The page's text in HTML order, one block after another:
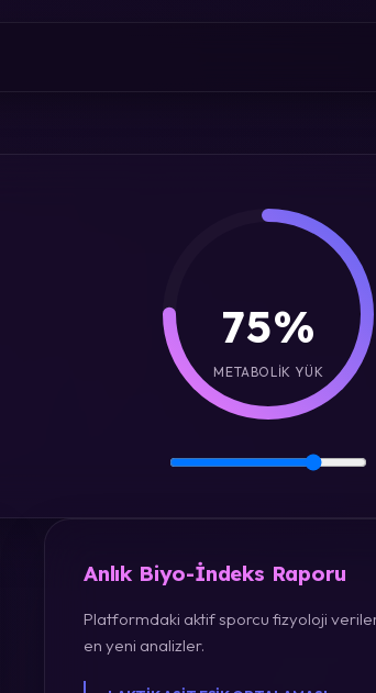
75%
METABOLIK YÜK
Anlık Biyo-İndeks Raporu
Platformdaki aktif sporcu fizyoloji
en yeni analizler.